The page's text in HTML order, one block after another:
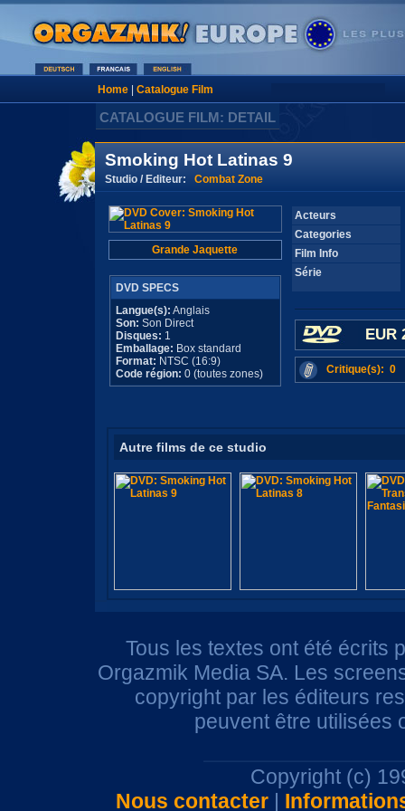
Home| Catalogue Film
CATALOGUE FILM: DETAIL
Smoking Hot Latinas 9
Studio / Editeur: Combat Zone
Grande Jaquette
DVD SPECS
Langue(s): Anglais
Son: Son Direct
Disques: 1
Emballage: Box standard
Format: NTSC (16:9)
Code région: 0 (toutes zones)
Acteurs
Categories
Film Info
Série
EUR
Critique(s): 0
Autre films de ce studio
Tous les textes ont été écrits
Orgazmik Media SA. Les
copyright par les éditeurs
peuvent être utilisées
Copyright (c)
Nous contacter|